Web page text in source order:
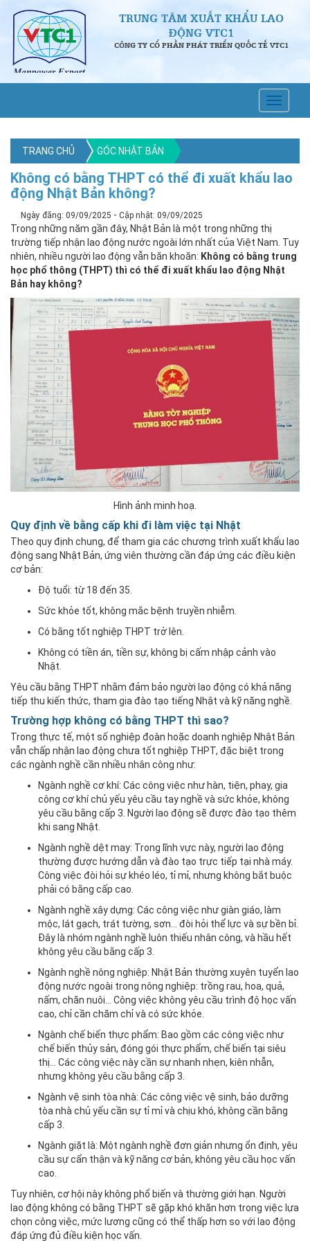
TRUNG TÂM XUẤT KHẨU LAO
ĐỘNG VTC1
CÔNG TY CỔ PHẦN PHÁT TRIỂN QUỐC TẾ VTC1
TRANG CHỦ GÓC NHẬT BẢN
Không có bằng THPT có thể đi xuất khẩu lao
động Nhật Bản không?
Ngày đăng: 09/09/2025 - Cập nhật: 09/09/2025
Trong những năm gần đây, Nhật Bản là một trong những thị
trường tiếp nhận lao động nước ngoài lớn nhất của Việt Nam. Tuy
nhiên, nhiều người lao động vẫn băn khoăn: Không có bằng trung
học phổ thông (THPT) thì có thể đi xuất khẩu lao động Nhật
Bản hay không?
Hình ảnh minh hoạ.
Quy định về bằng cấp khi đi làm việc tại Nhật
Theo quy định chung, để tham gia các chương trình xuất khẩu lao
động sang Nhật Bản, ứng viên thường cần đáp ứng các điều kiện
cơ bản:
Độ tuổi: từ 18 đến 35.
Sức khỏe tốt, không mắc bệnh truyền nhiễm.
Có bằng tốt nghiệp THPT trở lên.
Không có tiền án, tiền sự, không bị cấm nhập cảnh vào
Nhật.
Yêu cầu bằng THPT nhằm đảm bảo người lao động có khả năng
tiếp thu kiến thức, tham gia đào tạo tiếng Nhật và kỹ năng nghề.
Trường hợp không có bằng THPT thì sao?
Trong thực tế, một số nghiệp đoàn hoặc doanh nghiệp Nhật Bản
vẫn chấp nhận lao động chưa tốt nghiệp THPT, đặc biệt trong
các ngành nghề cần nhiều nhân công như:
Ngành nghề cơ khí: Các công việc như hàn, tiện, phay, gia
công cơ khí chủ yếu yêu cầu tay nghề và sức khỏe, không
yêu cầu bằng cấp 3. Người lao động sẽ được đào tạo thêm
khi sang Nhật.
Ngành nghề dệt may: Trong lĩnh vực này, người lao động
thường được hướng dẫn và đào tạo trực tiếp tại nhà máy.
Công việc đòi hỏi sự khéo léo, tỉ mỉ, nhưng không bắt buộc
phải có bằng cấp cao.
Ngành nghề xây dựng: Các công việc như giàn giáo, làm
mộc, lát gạch, trát tường, sơn… đòi hỏi thể lực và sự bền bỉ.
Đây là nhóm ngành nghề luôn thiếu nhân công, và hầu hết
không yêu cầu bằng cấp 3.
Ngành nghề nông nghiệp: Nhật Bản thường xuyên tuyển lao
động nước ngoài trong nông nghiệp: trồng rau, hoa, quả,
nấm, chăn nuôi… Công việc không yêu cầu trình độ học vấn
cao, chỉ cần chăm chỉ và có sức khỏe.
Ngành chế biến thực phẩm: Bao gồm các công việc như
chế biến thủy sản, đóng gói thực phẩm, chế biến tại siêu
thị… Các công việc này cần sự nhanh nhẹn, kiên nhẫn,
nhưng không yêu cầu bằng cấp 3.
Ngành vệ sinh tòa nhà: Các công việc vệ sinh, bảo dưỡng
tòa nhà chủ yếu cần sự tỉ mỉ và chịu khó, không cần bằng
cấp 3.
Ngành giặt là: Một ngành nghề đơn giản nhưng ổn định, yêu
cầu sự cẩn thận và kỹ năng cơ bản, không yêu cầu học vấn
cao.
Tuy nhiên, cơ hội này không phổ biến và thường giới hạn. Người
lao động không có bằng THPT sẽ gặp khó khăn hơn trong việc lựa
chọn công việc, mức lương cũng có thể thấp hơn so với lao động
đáp ứng đủ điều kiện học vấn.